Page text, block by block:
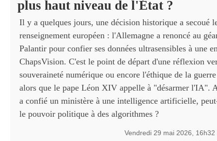
plus haut niveau de l'État ?
Il y a quelques jours, une décision historique a secoué
renseignement européen : l'Allemagne a renoncé au
Palantir pour confier ses données ultrasensibles à une
ChapsVision. C'est le point de départ d'une réflexion
souveraineté numérique ou encore l'éthique de la
alors que le pape Léon XIV appelle à "désarmer l'IA".
a confié un ministère à une intelligence artificielle,
le pouvoir politique à des algorithmes ?
Vendredi 29 mai 2026,